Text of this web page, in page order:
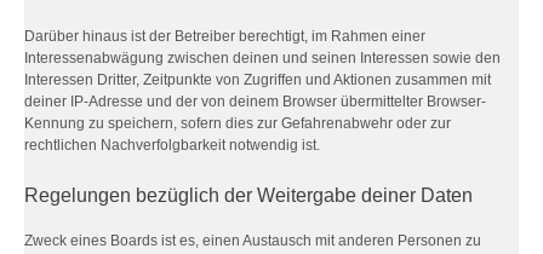
Darüber hinaus ist der Betreiber berechtigt, im Rahmen einer
Interessenabwägung zwischen deinen und seinen Interessen sowie den
Interessen Dritter, Zeitpunkte von Zugriffen und Aktionen zusammen mit
deiner IP-Adresse und der von deinem Browser übermittelter Browser-
Kennung zu speichern, sofern dies zur Gefahrenabwehr oder zur
rechtlichen Nachverfolgbarkeit notwendig ist.
Regelungen bezüglich der Weitergabe deiner Daten
Zweck eines Boards ist es, einen Austausch mit anderen Personen zu